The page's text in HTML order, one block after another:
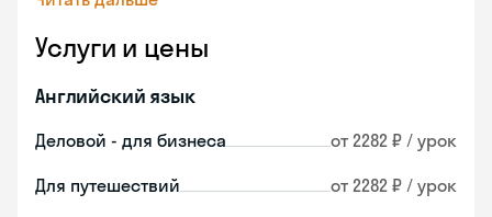
Услуги и цены
Английский язык
Деловой - для бизнеса от 2282 ₽ / урок
Для путешествий от 2282 ₽ / урок